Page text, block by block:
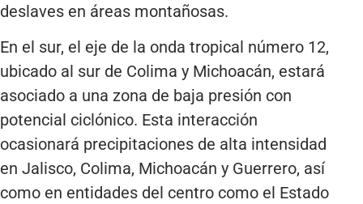
deslaves en áreas montañosas.
En el sur, el eje de la onda tropical número 12,
ubicado al sur de Colima y Michoacán, estará
asociado a una zona de baja presión con
potencial ciclónico. Esta interacción
ocasionará precipitaciones de alta intensidad
en Jalisco, Colima, Michoacán y Guerrero, así
como en entidades del centro como el Estado